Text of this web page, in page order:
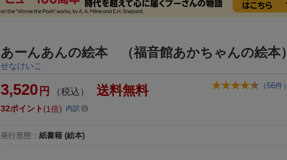
あーんあんの絵本 （福音館あかちゃんの絵本）
せなけいこ
（56件）
3,520 円 （税込） 送料無料
32ポイント 1倍 内訳
発行形態 ： 紙書籍 (絵本)